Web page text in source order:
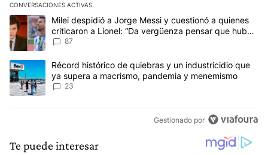
CONVERSACIONES ACTIVAS
Este listado muestra los artículos con más comentarios en los
Un artículo de tendencia con el título "Milei despidió a Jorge
Milei despidió a Jorge Messi y cuestionó a quienes
criticaron a Lionel: “Da vergüenza pensar que hubo
anti-Messi”
87
Un artículo de tendencia con el título "Récord histórico de
Récord histórico de quiebras y un industricidio que
ya supera a macrismo, pandemia y menemismo
23
Gestionado por